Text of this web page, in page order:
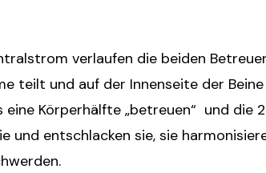
verlaufen die beiden
teilt und auf der Innenseite der
Körperhälfte „betreuen“ und die
und entschlacken sie, sie